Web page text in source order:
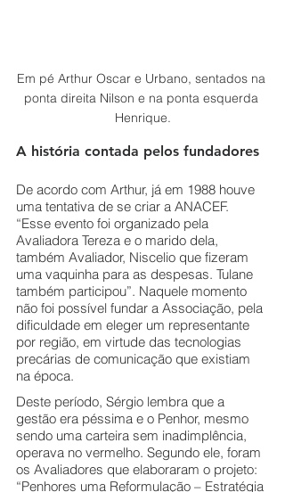
Em pé Arthur Oscar e Urbano, sentados na
ponta direita Nilson e na ponta esquerda
Henrique.
A história contada pelos fundadores
De acordo com Arthur, já em 1988 houve
uma tentativa de se criar a ANACEF.
“Esse evento foi organizado pela
Avaliadora Tereza e o marido dela,
também Avaliador, Niscelio que fizeram
uma vaquinha para as despesas. Tulane
também participou”. Naquele momento
não foi possível fundar a Associação, pela
dificuldade em eleger um representante
por região, em virtude das tecnologias
precárias de comunicação que existiam
na época.
Deste período, Sérgio lembra que a
gestão era péssima e o Penhor, mesmo
sendo uma carteira sem inadimplência,
operava no vermelho. Segundo ele, foram
os Avaliadores que elaboraram o projeto:
“Penhores uma Reformulação – Estratégia